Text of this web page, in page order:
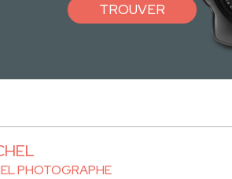
TROUVER
PHOTOGRAPHE